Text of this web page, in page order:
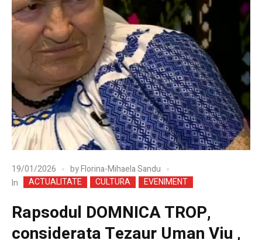
19/01/2026 byFlorina-Mihaela Sandu
In
ACTUALITATE CULTURA EVENIMENT
Rapsodul DOMNICA TROP,
considerata Tezaur Uman Viu ,